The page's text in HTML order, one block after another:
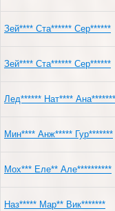
Зей**** Ста****** Сер******
Зей**** Ста****** Сер******
Лед****** Нат****
Мин**** Анж***** Гур*******
Мох*** Еле** Але**********
Наз***** Мар** Вик*******